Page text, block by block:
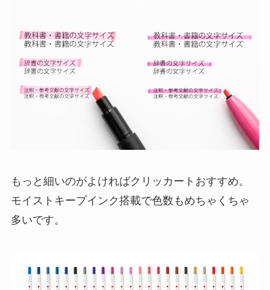
もっと細いのがよければクリッカートおすすめ。
モイストキープインク搭載で色数もめちゃくちゃ
多いです。